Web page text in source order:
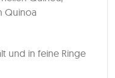
Quinoa
und in feine Ringe